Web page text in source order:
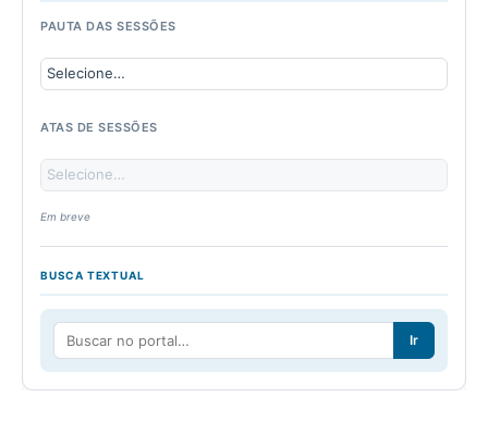
PAUTA DAS SESSÕES
ATAS DE SESSÕES
Em breve
BUSCA TEXTUAL
Ir